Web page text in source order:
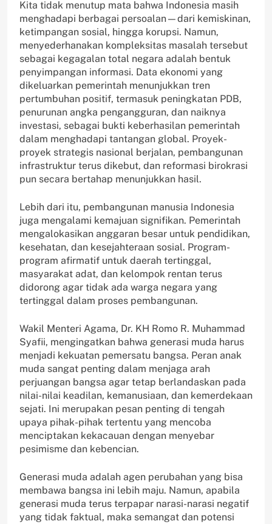
Kita tidak menutup mata bahwa Indonesia masih
menghadapi berbagai persoalan—dari kemiskinan,
ketimpangan sosial, hingga korupsi. Namun,
menyederhanakan kompleksitas masalah tersebut
sebagai kegagalan total negara adalah bentuk
penyimpangan informasi. Data ekonomi yang
dikeluarkan pemerintah menunjukkan tren
pertumbuhan positif, termasuk peningkatan PDB,
penurunan angka pengangguran, dan naiknya
investasi, sebagai bukti keberhasilan pemerintah
dalam menghadapi tantangan global. Proyek-
proyek strategis nasional berjalan, pembangunan
infrastruktur terus dikebut, dan reformasi birokrasi
pun secara bertahap menunjukkan hasil.
Lebih dari itu, pembangunan manusia Indonesia
juga mengalami kemajuan signifikan. Pemerintah
mengalokasikan anggaran besar untuk pendidikan,
kesehatan, dan kesejahteraan sosial. Program-
program afirmatif untuk daerah tertinggal,
masyarakat adat, dan kelompok rentan terus
didorong agar tidak ada warga negara yang
tertinggal dalam proses pembangunan.
Wakil Menteri Agama, Dr. KH Romo R. Muhammad
Syafii, mengingatkan bahwa generasi muda harus
menjadi kekuatan pemersatu bangsa. Peran anak
muda sangat penting dalam menjaga arah
perjuangan bangsa agar tetap berlandaskan pada
nilai-nilai keadilan, kemanusiaan, dan kemerdekaan
sejati. Ini merupakan pesan penting di tengah
upaya pihak-pihak tertentu yang mencoba
menciptakan kekacauan dengan menyebar
pesimisme dan kebencian.
Generasi muda adalah agen perubahan yang bisa
membawa bangsa ini lebih maju. Namun, apabila
generasi muda terus terpapar narasi-narasi negatif
yang tidak faktual, maka semangat dan potensi